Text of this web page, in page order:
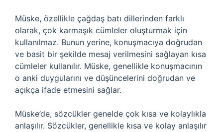
Müske, özellikle çağdaş batı dillerinden farklı
olarak, çok karmaşık cümleler oluşturmak için
kullanılmaz. Bunun yerine, konuşmacıya doğrudan
ve basit bir şekilde mesaj verilmesini sağlayan kısa
cümleler kullanılır. Müske, genellikle konuşmacının
o anki duygularını ve düşüncelerini doğrudan ve
açıkça ifade etmesini sağlar.
Müske’de, sözcükler genelde çok kısa ve kolaylıkla
anlaşılır. Sözcükler, genellikle kısa ve kolay anlaşılır